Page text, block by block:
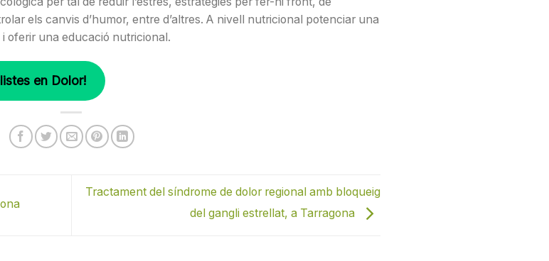
els canvis d’humor, entre d’altres. A nivell nutricional potenciar una
oferir una educació nutricional.
en Dolor!
Tractament del síndrome de dolor regional amb bloqueig
del gangli estrellat, a Tarragona